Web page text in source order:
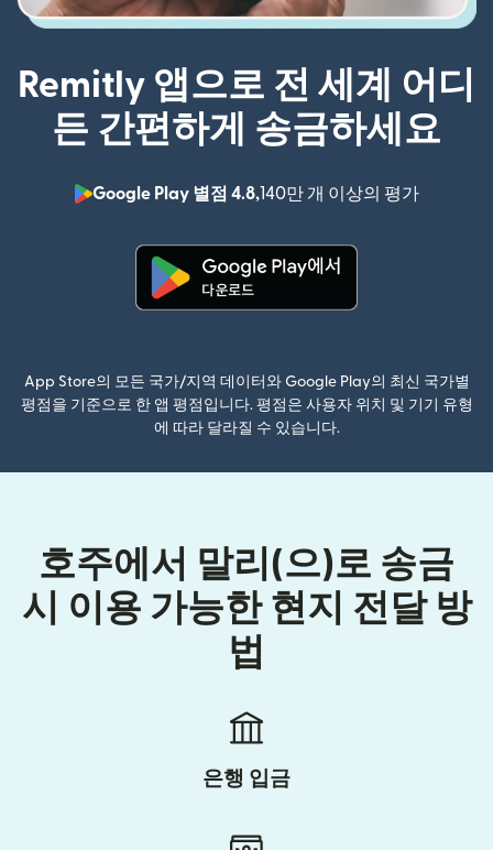
Remitly 앱으로 전 세계 어디
든 간편하게 송금하세요
Google Play 별점 4.8,140만 개 이상의 평가
App Store의 모든 국가/지역 데이터와 Google Play의 최신 국가별
평점을 기준으로 한 앱 평점입니다. 평점은 사용자 위치 및 기기 유형
에 따라 달라질 수 있습니다.
호주에서 말리(으)로 송금
시 이용 가능한 현지 전달 방
법
은행 입금